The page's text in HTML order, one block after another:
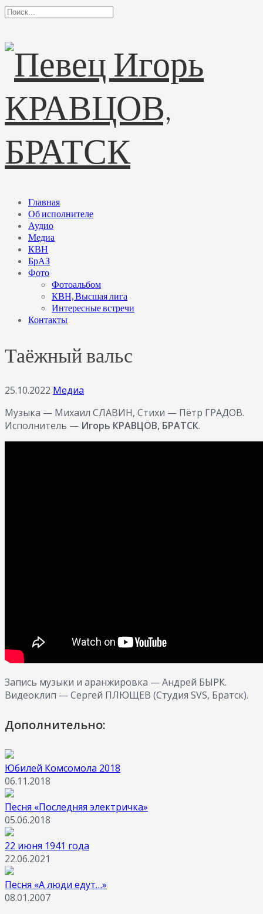
Главная
Об исполнителе
Аудио
Медиа
КВН
БрАЗ
Фото
Фотоальбом
КВН, Высшая лига
Интересные встречи
Контакты
Таёжный вальс
25.10.2022 Медиа
Музыка — Михаил СЛАВИН, Стихи — Пётр ГРАДОВ.
Исполнитель — Игорь КРАВЦОВ, БРАТСК.
Запись музыки и аранжировка — Андрей БЫРК.
Видеоклип — Сергей ПЛЮЩЕВ (Студия SVS, Братск).
Дополнительно:
Юбилей Комсомола 2018
06.11.2018
Песня «Последняя электричка»
05.06.2018
22 июня 1941 года
22.06.2021
Песня «А люди едут…»
08.01.2007